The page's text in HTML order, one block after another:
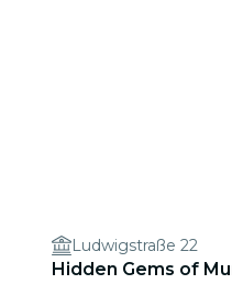
Ludwigstraße 22
Hidden Gems of